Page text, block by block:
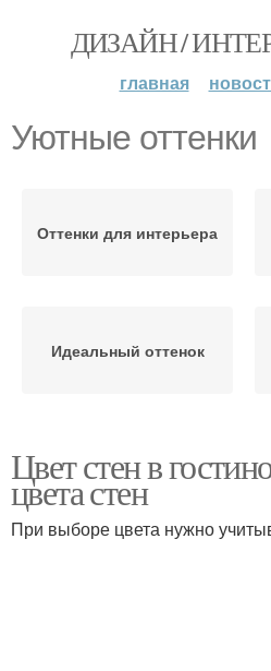
ДИЗАЙН /
главная
Уютные оттенки
Оттенки для интерьера
Идеальный оттенок
Цвет стен в
цвета стен
При выборе цвета нужно